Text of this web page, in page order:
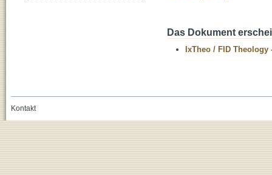
Das Dokument
IxTheo / FID Theology
Kontakt